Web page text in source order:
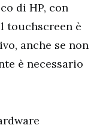
di HP, con
touchscreen è
anche se non
è necessario